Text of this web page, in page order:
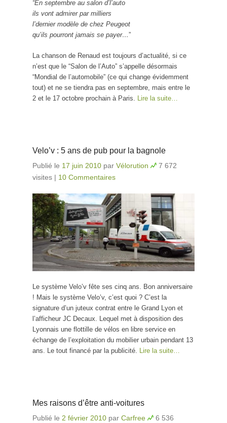
“En septembre au salon d’l’auto
ils vont admirer par milliers
l’dernier modèle de chez Peugeot
qu’ils pourront jamais se payer…”
La chanson de Renaud est toujours d’actualité, si ce
n’est que le “Salon de l’Auto” s’appelle désormais
“Mondial de l’automobile” (ce qui change évidemment
tout) et ne se tiendra pas en septembre, mais entre le
2 et le 17 octobre prochain à Paris. Lire la suite…
Velo’v : 5 ans de pub pour la bagnole
Publié le 17 juin 2010 par Vélorution
7 672
visites | 10 Commentaires
Le système Velo’v fête ses cinq ans. Bon anniversaire
! Mais le système Velo’v, c’est quoi ? C’est la
signature d’un juteux contrat entre le Grand Lyon et
l’afficheur JC Decaux. Lequel met à disposition des
Lyonnais une flottille de vélos en libre service en
échange de l’exploitation du mobilier urbain pendant 13
ans. Le tout financé par la publicité. Lire la suite…
Mes raisons d’être anti-voitures
Publié le 2 février 2010 par Carfree
6 536